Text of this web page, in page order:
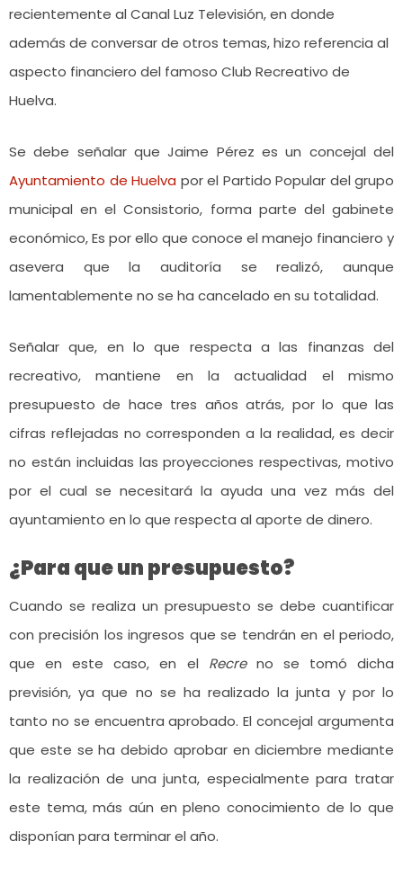
recientemente al Canal Luz Televisión, en donde
además de conversar de otros temas, hizo referencia al
aspecto financiero del famoso Club Recreativo de
Huelva.
Se debe señalar que Jaime Pérez es un concejal del
Ayuntamiento de Huelva por el Partido Popular del grupo
municipal en el Consistorio, forma parte del gabinete
económico, Es por ello que conoce el manejo financiero y
asevera que la auditoría se realizó, aunque
lamentablemente no se ha cancelado en su totalidad.
Señalar que, en lo que respecta a las finanzas del
recreativo, mantiene en la actualidad el mismo
presupuesto de hace tres años atrás, por lo que las
cifras reflejadas no corresponden a la realidad, es decir
no están incluidas las proyecciones respectivas, motivo
por el cual se necesitará la ayuda una vez más del
ayuntamiento en lo que respecta al aporte de dinero.
¿Para que un presupuesto?
Cuando se realiza un presupuesto se debe cuantificar
con precisión los ingresos que se tendrán en el periodo,
que en este caso, en el Recreno se tomó dicha
previsión, ya que no se ha realizado la junta y por lo
tanto no se encuentra aprobado. El concejal argumenta
que este se ha debido aprobar en diciembre mediante
la realización de una junta, especialmente para tratar
este tema, más aún en pleno conocimiento de lo que
disponían para terminar el año.